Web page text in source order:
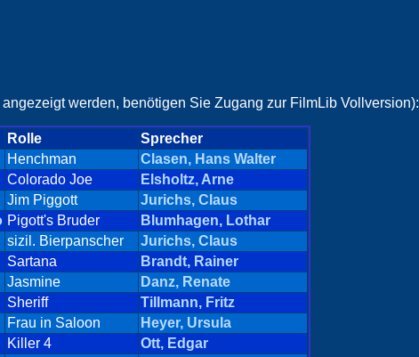
werden, benötigen Sie Zugang zur FilmLib Vollversion):
Rolle
Sprecher
Henchman
Clasen, Hans Walter
Colorado Joe
Elsholtz, Arne
Jim Piggott
Jurichs, Claus
Pigott's Bruder
Blumhagen, Lothar
sizil. Bierpanscher
Jurichs, Claus
Sartana
Brandt, Rainer
Jasmine
Danz, Renate
Sheriff
Tillmann, Fritz
Frau in Saloon
Heyer, Ursula
Killer 4
Ott, Edgar